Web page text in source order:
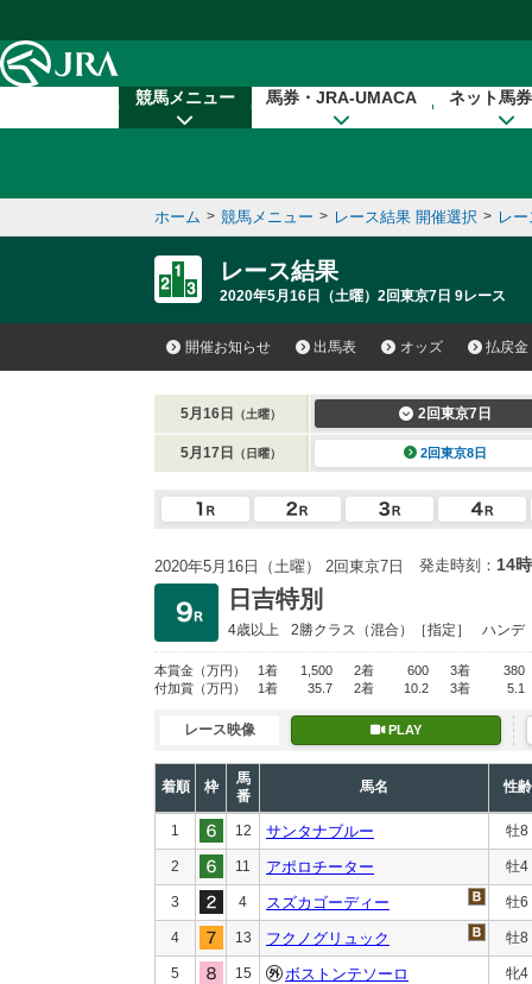
競馬メニュー 馬券・JRA-UMACA ネット馬
ホーム > 競馬メニュー > レース結果 開催選択 > レ
レース結果
2020年5月16日（土曜）2回東京7日 9レース
開催お知らせ 出馬表 オッズ 払戻金
5月16日 （土曜） 2回東京7日
5月17日 （日曜） 2回東京8日
2020年5月16日（土曜） 2回東京7日 発走時刻： 14
日吉特別
4歳以上 2勝クラス （混合）［指定］ ハンデ
本賞金 （万円） 1着 1,500 2着 600 3着
380
付加賞 （万円） 1着 35.7 2着 10.2 3着 5.1
レース映像 PLAY
着順 枠
馬
番
馬名 性齢
1 12 サンタナブルー 牡8
2 11 アポロチーター 牡4
3 4 スズカゴーディー 牡6
4 13 フクノグリュック 牡8
5 15 ボストンテソーロ 牝4